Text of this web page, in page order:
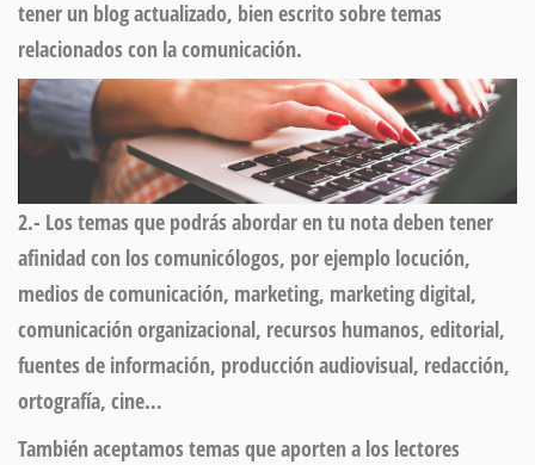
tener un blog actualizado, bien escrito sobre temas
relacionados con la comunicación.
2.- Los temas que podrás abordaren tu nota deben tener
afinidad con los comunicólogos, por ejemplo locución,
medios de comunicación, marketing, marketing digital,
comunicación organizacional, recursos humanos, editorial,
fuentes de información, producción audiovisual, redacción,
ortografía, cine…
También aceptamos temas que aporten a los lectores